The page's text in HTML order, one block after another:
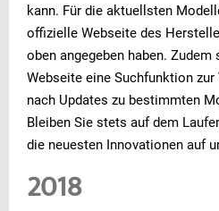
kann. Für die aktuellsten
offizielle Webseite des
oben angegeben haben.
Webseite eine Suchfunktion
nach Updates zu bestimmten
Bleiben Sie stets auf dem
die neuesten Innovationen auf
2018